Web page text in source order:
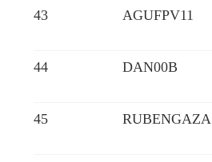
43 AGUFPV11
44 DAN00B
45 RUBENGAZA